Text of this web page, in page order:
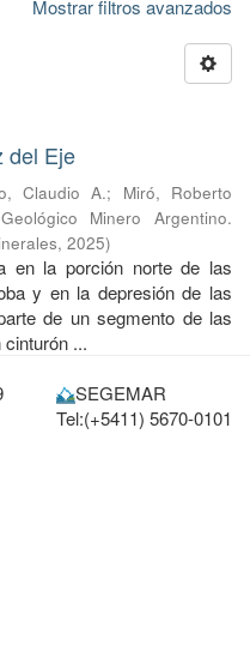
Mostrar filtros avanzados
del Eje
Claudio A.; Miró, Roberto
Minero Argentino.
, 2025)
en la porción norte de las
y en la depresión de las
de un segmento de las
...
SEGEMAR
Tel:(+5411) 5670-0101